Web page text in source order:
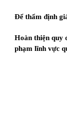
Để thẩm định
Hoàn thiện quy
phạm lĩnh vực